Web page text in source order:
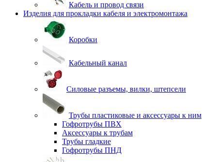
Кабель и провод связи
Изделия для прокладки кабеля и электромонтажа
Коробки
Кабельный канал
Силовые разъемы, вилки, штепсели
Трубы пластиковые и аксессуары к ним
Гофротрубы ПВХ
Аксессуары к трубам
Трубы гладкие
Гофротрубы ПНД